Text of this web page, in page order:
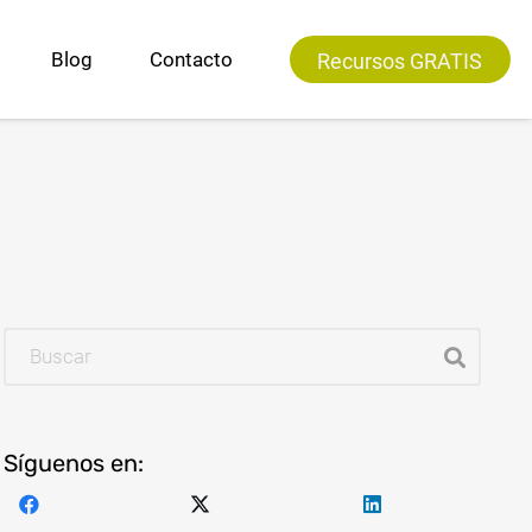
Blog Contacto Recursos GRATIS
Síguenos en: